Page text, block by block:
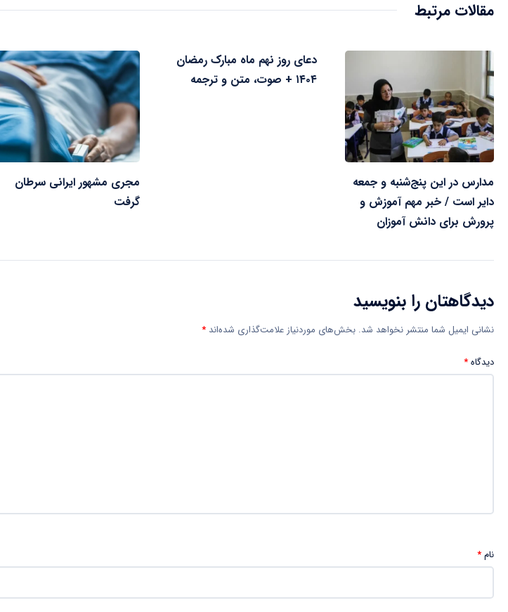
مقالات مرتبط
مدارس در این پنج‌شنبه و جمعه
دایر است / خبر مهم آموزش و
پرورش برای دانش آموزان
دعای روز نهم ماه مبارک رمضان
۱۴۰۴ + صوت، متن و ترجمه
مجری مشهور ایرانی سرطان
گرفت
دیدگاهتان را بنویسید
نشانی ایمیل شما منتشر نخواهد شد. بخش‌های موردنیاز علامت‌گذاری شده‌اند *
دیدگاه*
نام*